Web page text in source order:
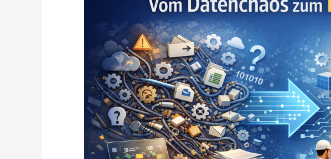
Datenchaos
zum
Kostenvorteil